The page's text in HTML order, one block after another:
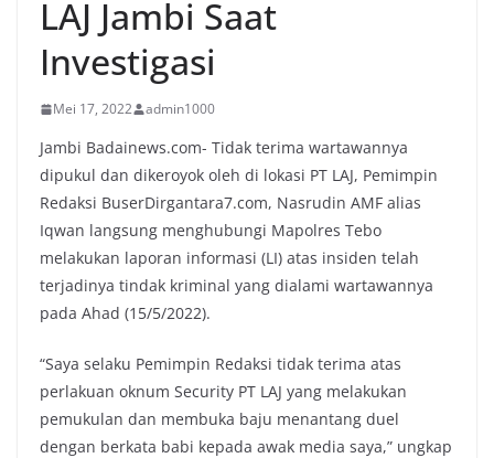
LAJ Jambi Saat
Investigasi
Mei 17, 2022 admin1000
Jambi Badainews.com- Tidak terima wartawannya
dipukul dan dikeroyok oleh di lokasi PT LAJ, Pemimpin
Redaksi BuserDirgantara7.com, Nasrudin AMF alias
Iqwan langsung menghubungi Mapolres Tebo
melakukan laporan informasi (LI) atas insiden telah
terjadinya tindak kriminal yang dialami wartawannya
pada Ahad (15/5/2022).
“Saya selaku Pemimpin Redaksi tidak terima atas
perlakuan oknum Security PT LAJ yang melakukan
pemukulan dan membuka baju menantang duel
dengan berkata babi kepada awak media saya,” ungkap